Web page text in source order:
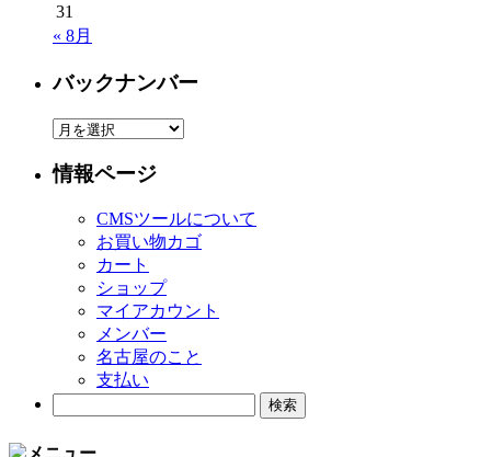
31
« 8月
バックナンバー
バ
ク
情報ページ
CMSツールについて
お買い物カゴ
カート
ショップ
マイアカウント
メンバー
名古屋のこと
支払い